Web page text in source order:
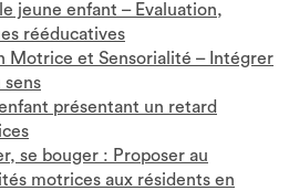
jeune enfant – Evaluation,
rééducatives
Motrice et Sensorialité – Intégrer
sens
présentant un retard
se bouger : Proposer au
motrices aux résidents en